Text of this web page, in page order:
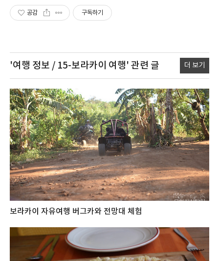
공감 구독하기
'여행 정보 / 15-보라카이 여행' 관련 글 더 보기
보라카이 자유여행 버그카와 전망대 체험